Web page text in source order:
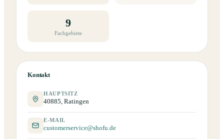
9
Fachgebiete
Kontakt
HAUPTSITZ
40885, Ratingen
E-MAIL
customerservice@shofu.de